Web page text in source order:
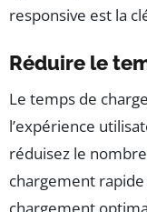
responsive est la
Réduire le
Le temps de
l’expérience
réduisez le
chargement